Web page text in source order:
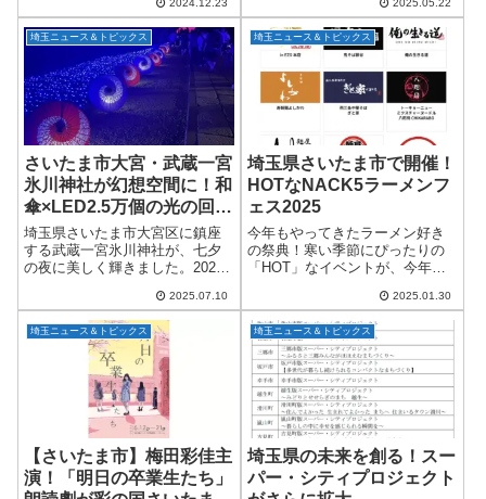
日（土）と26日（日）の2日間、
イオンモール浦和美園で開催さ
れます。このイベントは埼玉県
とイオンリテ...
2024.12.23
和エリア初出店としてオープン
した「山下本気うどん 浦和パル
コ」が、ついにオープン1周年を
迎えます！2...
2025.05.22
埼玉ニュース＆トピックス
さいたま市大宮・武蔵一宮
氷川神社が幻想空間に！和
傘×LED2.5万個の光の回廊
「スターライトシュライ
ン」が国内外で話題
埼玉県さいたま市大宮区に鎮座
する武蔵一宮氷川神社が、七夕
の夜に美しく輝きました。2025
での3日間にわたり開催されたイ
ベント「彩りが織りなす氷川神
社 ～スターライトシュライン」
では、約...
2025.07.10
埼玉ニュース＆トピックス
埼玉県さいたま市で開催！
HOTなNACK5ラーメンフ
ェス2025
今年もやってきたラーメン好き
の祭典！寒い季節にぴったりの
「HOT」なイベントが、今年も
す。その名も『アルネットホー
ム presents NACK5 ラーメンフ
ェスティバル2025』！毎年大...
2025.01.30
埼玉ニュース＆トピックス
【さいたま市】梅田彩佳主
演！「明日の卒業生たち」
埼玉ニュース＆トピックス
埼玉県の未来を創る！スー
パー・シティプロジェクト